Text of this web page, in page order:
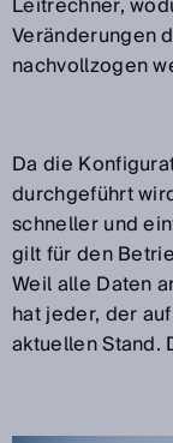
Veränderungen
nachvollzogen
Da die
durchgeführt
schneller und
gilt für den
Weil alle Daten
hat jeder, der
aktuellen Stand.